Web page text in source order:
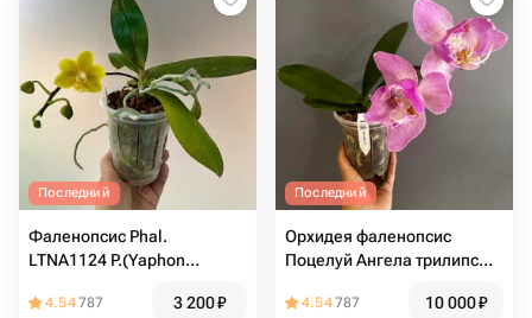
Последний
Фаленопсис Phal.
LTNA1124 P.(Yaphon
(отцвёл)
4.54787 3 200₽
Последний
Орхидея фаленопсис
Поцелуй Ангела трилипс
4.54787 10 000₽